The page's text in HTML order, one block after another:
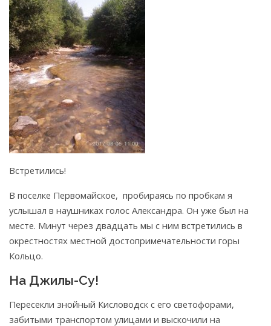
Встретились!
В поселке Первомайское, пробираясь по пробкам я
услышал в наушниках голос Александра. Он уже был на
месте. Минут через двадцать мы с ним встретились в
окрестностях местной достопримечательности горы
Кольцо.
На Джилы-Су!
Пересекли знойный Кисловодск с его светофорами,
забитыми транспортом улицами и выскочили на